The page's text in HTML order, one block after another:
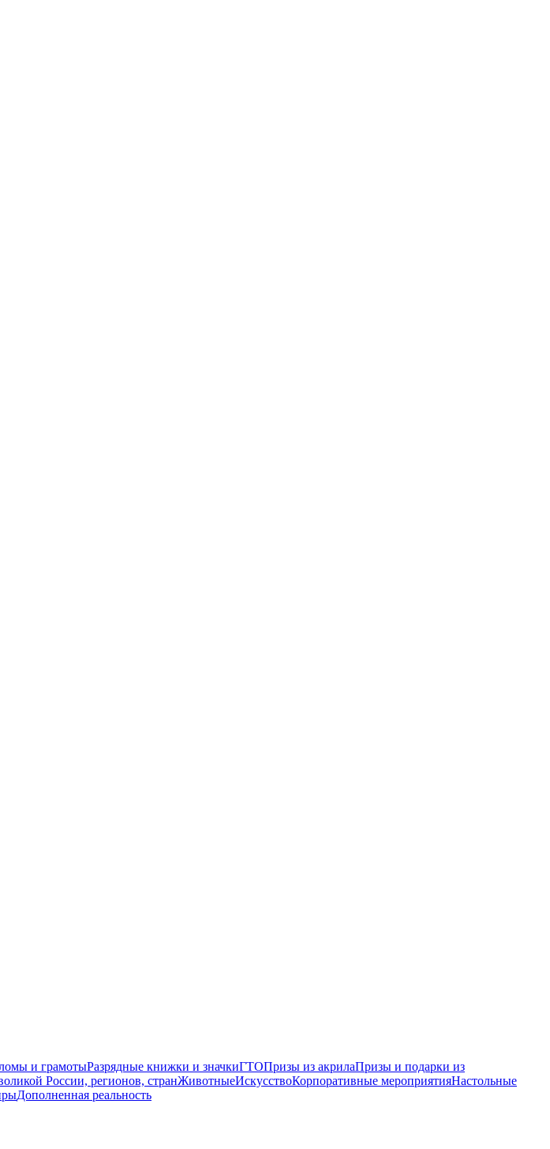
и грамотыРазрядные книжки и значкиГТОПризы из акрилаПризы и подарки из
России, регионов, странЖивотныеИскусствоКорпоративные мероприятияНастольные
Дополненная реальность